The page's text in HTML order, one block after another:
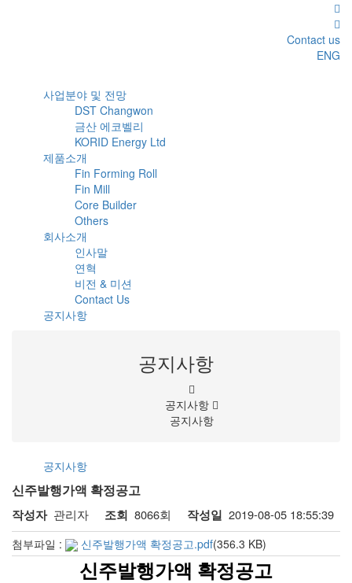
Contact us
ENG
사업분야 및 전망
DST Changwon
금산 에코벨리
KORID Energy Ltd
제품소개
Fin Forming Roll
Fin Mill
Core Builder
Others
회사소개
인사말
연혁
비전 & 미션
Contact Us
공지사항
공지사항
공지사항
공지사항
공지사항
신주발행가액 확정공고
작성자관리자 조회 8066회 작성일 2019-08-05 18:55:39
첨부파일 : 신주발행가액 확정공고.pdf(356.3 KB)
신주발행가액 확정공고